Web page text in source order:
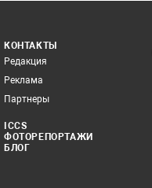
КОНТАКТЫ
Редакция
Реклама
Партнеры
ICCS
ФОТОРЕПОРТАЖИ
БЛОГ